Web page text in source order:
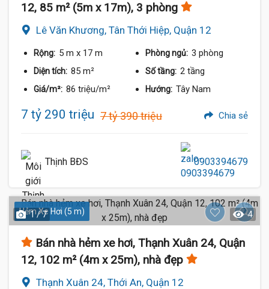
12, 85 m² (5m x 17m), 3 phòng
Lê Văn Khương, Tân Thới Hiệp, Quận 12
Rộng: 5 m x 17 m Phòng ngủ: 3 phòng
Diện tích: 85 m² Số tầng: 2 tầng
Giá/m²: 86 triệu/m² Hướng: Tây Nam
7 tỷ 290 triệu 7 tỷ 390 triệu Chia sẻ
Thịnh BĐS 0903394679
Hẻm Xe Hơi (5 m)
1 / 7 4
Bán nhà hẻm xe hơi, Thạnh Xuân 24, Quận
12, 102 m² (4m x 25m), nhà đẹp
Thạnh Xuân 24, Thới An, Quận 12